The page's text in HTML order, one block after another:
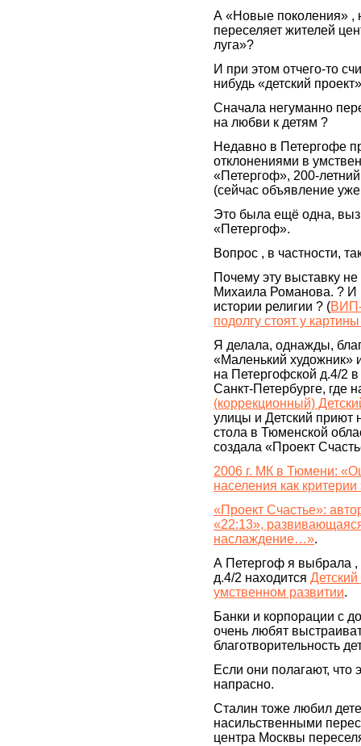
А «Новые поколения» ,
переселяет жителей
луга»?
И при этом отчего-то
нибудь «детский
Сначала негуманно
на любви к детям ?
Недавно в Петергофе
отклонениями в
«Петергоф», 200-
(сейчас объявление
Это была ещё одна,
«Петергоф».
Вопрос , в частности,
Почему эту выставку
Михаила Романова. ? И
истории религии ? (ВИП-
подолгу стоят у
Я делала, однажды,
«Маленький художник»
на Петергофской д.4/2
Санкт-Петербурге, где
(коррекционный)
улицы и Детский приют
стола в Тюменской
создала «Проект
2006 г. МК в Тюмени:
населения как
«Проект Счастье»:
«22:13»,
наслаждение…».
А Петергоф я выбрала ,
д.4/2 находится
умственном развитии.
Банки и корпорации с
очень любят
благотворительность
Если они полагают, что
напрасно.
Сталин тоже любил
насильственными
центра Москвы